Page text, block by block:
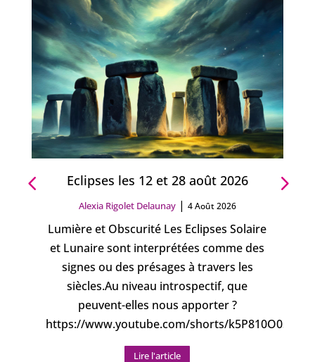
Eclipses les 12 et 28 août 2026
Alexia Rigolet Delaunay | 4 Août 2026
Lumière et Obscurité Les Eclipses Solaire
et Lunaire sont interprétées comme des
signes ou des présages à travers les
siècles.Au niveau introspectif, que
peuvent-elles nous apporter ?
https://www.youtube.com/shorts/k5P810O0Sn8
Lire l'article